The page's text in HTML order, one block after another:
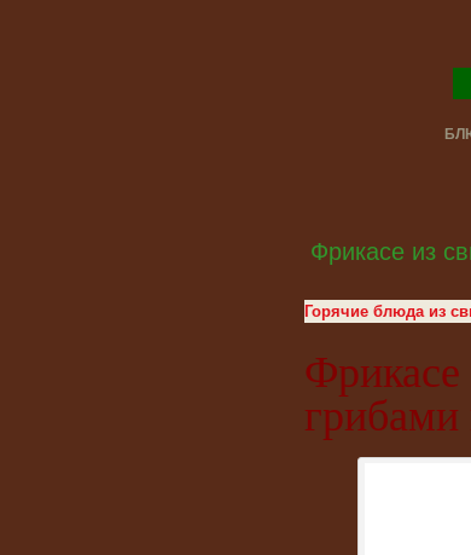
Фрикасе из
Горячие блюда из